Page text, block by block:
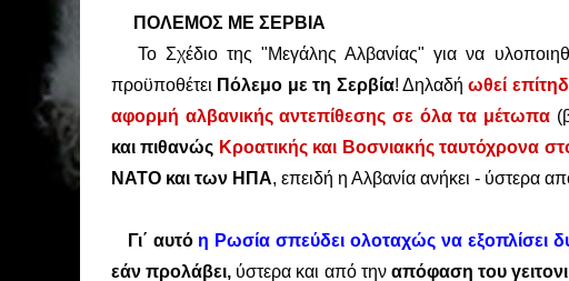
ΠΟΛΕΜΟΣ ΜΕ ΣΕΡΒΙΑ
Το Σχέδιο της "Μεγάλης Αλβανίας" για να
προϋποθέτει Πόλεμο με τη Σερβία! Δηλαδήωθεί
αφορμή αλβανικής αντεπίθεσης σε όλα τα μέτωπα
και πιθανώς Κροατικής και Βοσνιακής ταυτόχρονα
ΝΑΤΟ και των ΗΠΑ, επειδή η Αλβανία ανήκει - ύστερα
Γι΄ αυτό η Ρωσία σπεύδει ολοταχώς να εξοπλίσει
εάν προλάβει, ύστερα και από την απόφαση του